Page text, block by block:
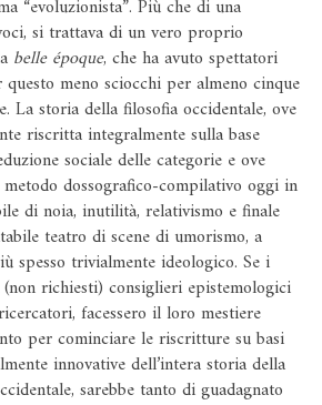
“evoluzionista”. Più che di una
si trattava di un vero proprio
belle époque, che ha avuto spettatori
meno sciocchi per almeno cinque
La storia della filosofia occidentale, ove
riscritta integralmente sulla base
sociale delle categorie e ove
dossografico-compilativo oggi in
di noia, inutilità, relativismo e finale
teatro di scene di umorismo, a
spesso trivialmente ideologico. Se i
richiesti) consiglieri epistemologici
facessero il loro mestiere
per cominciare le riscritture su basi
innovative dell’intera storia della
sarebbe tanto di guadagnato